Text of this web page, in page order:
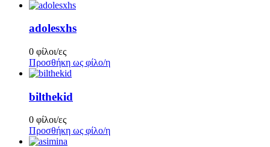
adolesxhs
0 φίλοι/ες
Προσθήκη ως φίλο/η
bilthekid
0 φίλοι/ες
Προσθήκη ως φίλο/η